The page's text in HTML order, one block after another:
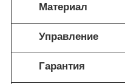
Материал
Управление
Гарантия